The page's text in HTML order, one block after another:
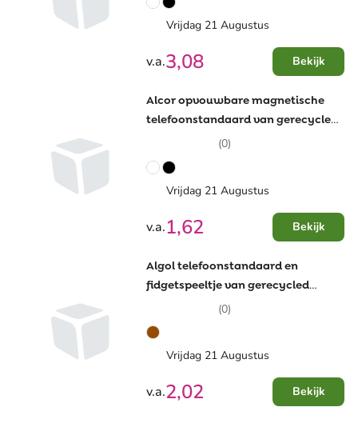
Vrijdag 21 Augustus
v.a.3,08 Bekijk
Alcor opvouwbare magnetische
telefoonstandaard van gerecycled
plastic met bamboedetails
(0)
Vrijdag 21 Augustus
v.a.1,62 Bekijk
Algol telefoonstandaard en
fidgetspeeltje van gerecycled
plastic met bamboedetails
(0)
Vrijdag 21 Augustus
v.a.2,02 Bekijk